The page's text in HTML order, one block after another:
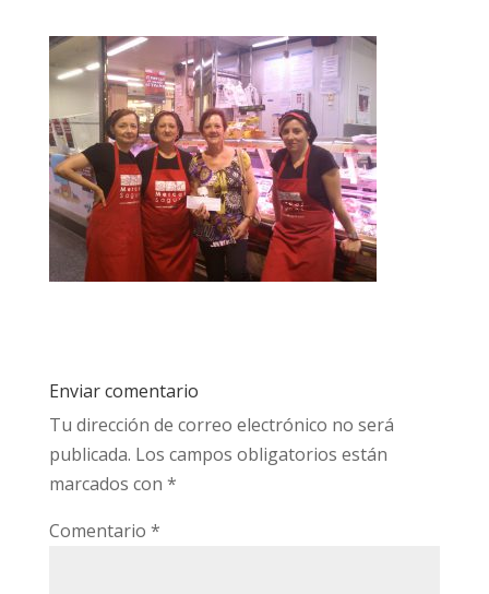
Enviar comentario
Tu dirección de correo electrónico no será
publicada. Los campos obligatorios están
marcados con *
Comentario *